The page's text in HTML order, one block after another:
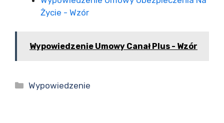
Życie - Wzór
Wypowiedzenie Umowy Canał Plus - Wzór
Kategorie
Wypowiedzenie